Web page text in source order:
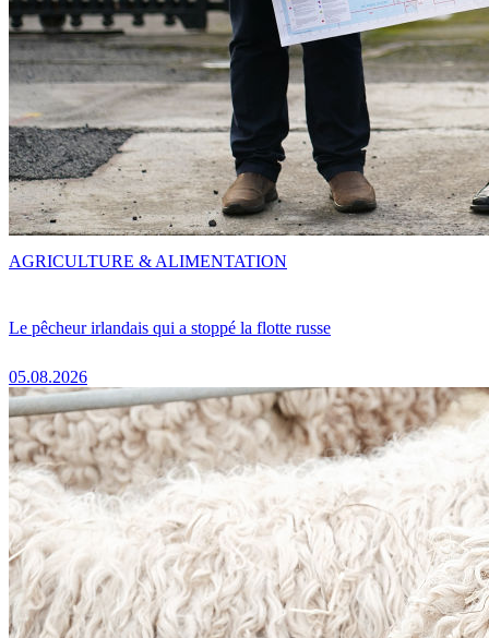
Le pêcheur irlandais qui a stoppé la flotte russe
05.08.2026
AGRICULTURE & ALIMENTATION